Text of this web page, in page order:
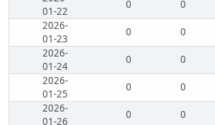
01-22
0 0
2026-
01-23
0 0
2026-
01-24
0 0
2026-
01-25
0 0
2026-
01-26
0 0